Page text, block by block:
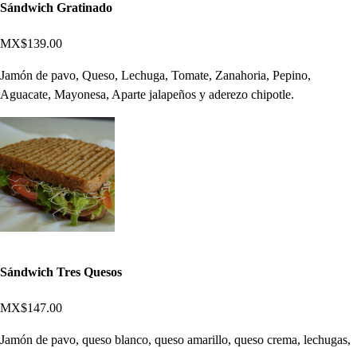
Sándwich Gratinado
MX$139.00
Jamón de pavo, Queso, Lechuga, Tomate, Zanahoria, Pepino,
Aguacate, Mayonesa, Aparte jalapeños y aderezo chipotle.
Sándwich Tres Quesos
MX$147.00
Jamón de pavo, queso blanco, queso amarillo, queso crema, lechugas,